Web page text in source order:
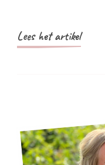
Lees het artikel